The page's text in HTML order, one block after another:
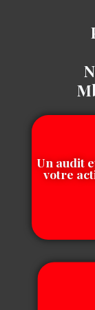
Un audit
votre